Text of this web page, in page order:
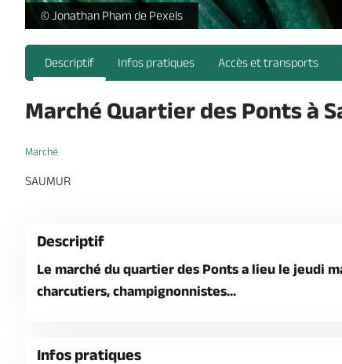
-
© Jonathan Pham de Pexels
Descriptif Infos pratiques Accès et transports
Marché Quartier des Ponts à
Marché
SAUMUR
Descriptif
Le marché du quartier des Ponts a lieu le jeudi
charcutiers, champignonnistes...
Infos pratiques